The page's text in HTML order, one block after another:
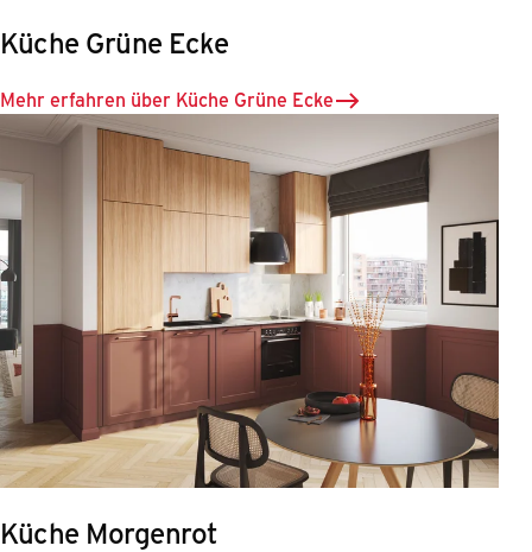
Küche Grüne Ecke
Mehr erfahren über Küche Grüne Ecke
Küche Morgenrot